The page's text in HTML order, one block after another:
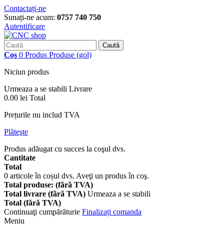
Contactați-ne
Sunați-ne acum: 0757 740 750
Autentificare
Caută
Coş 0 Produs Produse (gol)
Niciun produs
Urmeaza a se stabili Livrare
0.00 lei Total
Prețurile nu includ TVA
Plăteşte
Produs adăugat cu succes la coşul dvs.
Cantitate
Total
0 articole în coșul dvs. Aveţi un produs în coş.
Total produse: (fără TVA)
Total livrare (fără TVA) Urmeaza a se stabili
Total (fără TVA)
Continuaţi cumpărăturie Finalizați comanda
Meniu